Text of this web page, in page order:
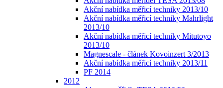
Akční nabídka měřicí techniky 2013/10
Akční nabídka měřicí techniky Mahrlight
2013/10
Akční nabídka měřicí techniky Mitutoyo
2013/10
Magnescale - článek Kovoinzert 3/2013
Akční nabídka měřicí techniky 2013/11
PF 2014
2012